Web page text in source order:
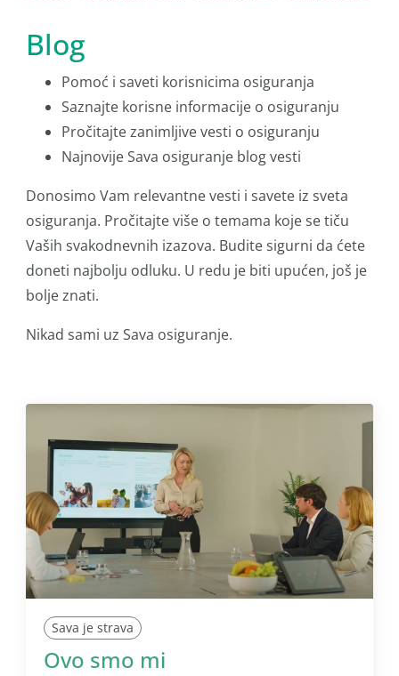
Blog
Pomoć i saveti korisnicima osiguranja
Saznajte korisne informacije o osiguranju
Pročitajte zanimljive vesti o osiguranju
Najnovije Sava osiguranje blog vesti
Donosimo Vam relevantne vesti i savete iz sveta
osiguranja. Pročitajte više o temama koje se tiču
Vaših svakodnevnih izazova. Budite sigurni da ćete
doneti najbolju odluku. U redu je biti upućen, još je
bolje znati.
Nikad sami uz Sava osiguranje.
Sava je strava
Ovo smo mi